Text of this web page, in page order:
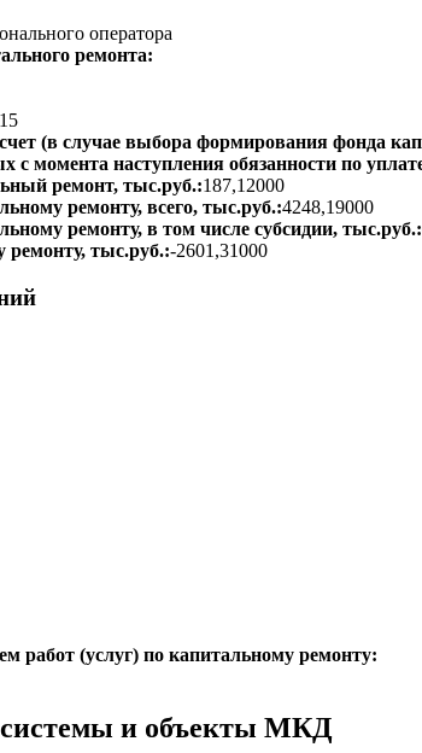
оператора
ремонта:
(в случае выбора формирования фонда
момента наступления обязанности по
ремонт, тыс.руб.:187,12000
ремонту, всего, тыс.руб.:4248,19000
ремонту, в том числе субсидии, тыс.руб.:
ремонту, тыс.руб.:-2601,31000
работ (услуг) по капитальному ремонту:
и объекты МКД